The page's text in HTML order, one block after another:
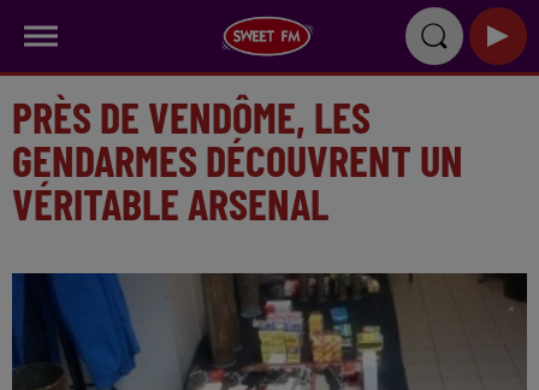
PRÈS DE VENDÔME, LES
GENDARMES DÉCOUVRENT UN
VÉRITABLE ARSENAL